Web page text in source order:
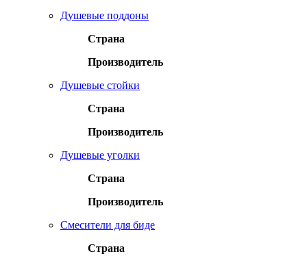
Душевые поддоны
Страна
Производитель
Душевые стойки
Страна
Производитель
Душевые уголки
Страна
Производитель
Смесители для биде
Страна